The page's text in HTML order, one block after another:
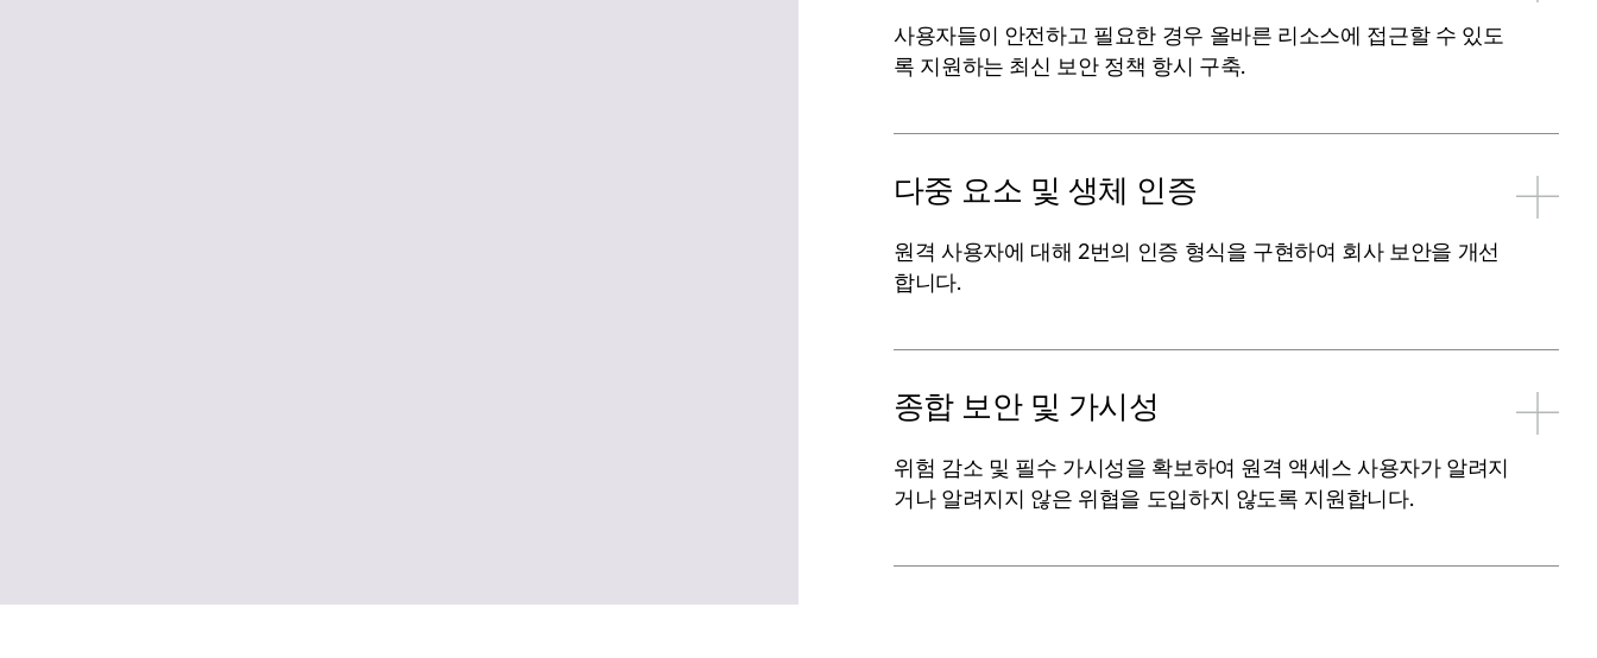
사용자들이 안전하고 필요한 경우 올바른 리소스에 접근할 수 있도
록 지원하는 최신 보안 정책 항시 구축.
다중 요소 및 생체 인증
원격 사용자에 대해 2번의 인증 형식을 구현하여 회사 보안을 개선
합니다.
종합 보안 및 가시성
위험 감소 및 필수 가시성을 확보하여 원격 액세스 사용자가 알려지
거나 알려지지 않은 위협을 도입하지 않도록 지원합니다.